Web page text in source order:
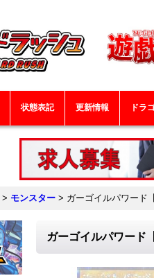
状態表記 更新情報 ドラ
> モンスター > ガーゴイルパワード
ガーゴイルパワード